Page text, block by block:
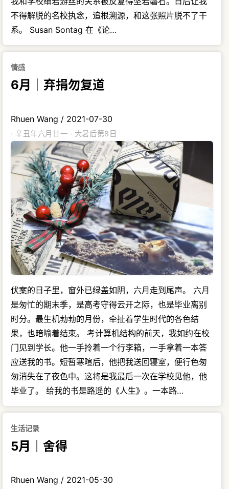
不得解脱的名校执念，追根溯源，和这张照片脱不了干
系。 Susan Sontag 在《论…
情感
6月｜弃捐勿复道
Rhuen Wang / 2021-07-30
· 辛丑年六月廿一 · 大暑后第8日
伏案的日子里，窗外已绿盖如阴，六月走到尾声。 六月
是匆忙的期末季，是高考守得云开之际，也是毕业离别
时分。最生机勃勃的月份，牵扯着学生时代的各色结
果，也暗喻着结束。 考计算机结构的前天，我如约在校
门见到学长。他一手拎着一个行李箱，一手拿着一本答
应送我的书。短暂寒暄后，他把我送回寝室，便行色匆
匆消失在了夜色中。这将是我最后一次在学校见他，他
毕业了。 给我的书是路遥的《人生》。一本路…
生活记录
5月｜舍得
Rhuen Wang / 2021-05-30